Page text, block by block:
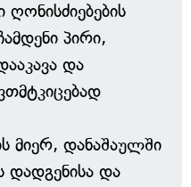
პირი,
და
მიერ, დანაშაულში
დადგენისა და